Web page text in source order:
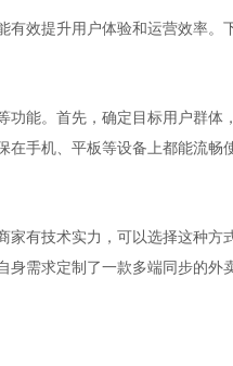
效提升用户体验和运营效率。
能。首先，确定目标用户群体
手机、平板等设备上都能流畅
有技术实力，可以选择这种方
需求定制了一款多端同步的外